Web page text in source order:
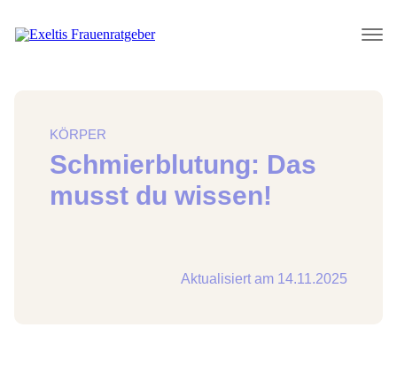
KÖRPER
Schmierblutung: Das
musst du wissen!
Aktualisiert am 14.11.2025